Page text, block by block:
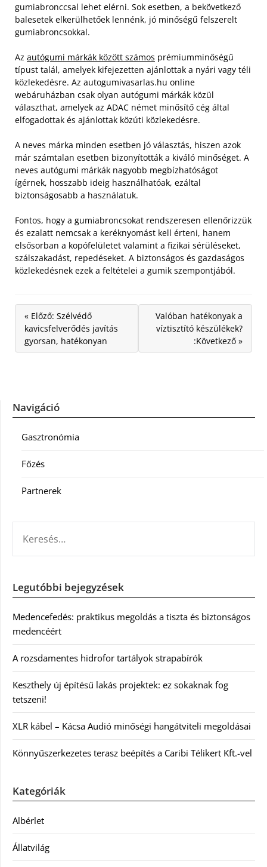
gumiabronccsal lehet elérni. Sok esetben, a bekövetkező
balesetek elkerülhetőek lennénk, jó minőségű felszerelt
gumiabroncsokkal.
Az autógumi márkák között számos prémiumminőségű
típust talál, amelyek kifejezetten ajánlottak a nyári vagy téli
közlekedésre. Az autogumivasarlas.hu online
webáruházban csak olyan autógumi márkák közül
választhat, amelyek az ADAC német minősítő cég által
elfogadottak és ajánlottak közúti közlekedésre.
A neves márka minden esetben jó választás, hiszen azok
már számtalan esetben bizonyították a kiváló minőséget. A
neves autógumi márkák nagyobb megbízhatóságot
ígérnek, hosszabb ideig használhatóak, ezáltal
biztonságosabb a használatuk.
Fontos, hogy a gumiabroncsokat rendszeresen ellenőrizzük
és ezalatt nemcsak a keréknyomást kell érteni, hanem
elsősorban a kopófelületet valamint a fizikai sérüléseket,
szálszakadást, repedéseket. A biztonságos és gazdaságos
közlekedésnek ezek a feltételei a gumik szempontjából.
« Előző: Szélvédő
kavicsfelverődés javítás
gyorsan, hatékonyan
Valóban hatékonyak a
víztisztító készülékek?
:Következő »
Navigáció
Gasztronómia
Főzés
Partnerek
Legutóbbi bejegyzések
Medencefedés: praktikus megoldás a tiszta és biztonságos
medencéért
A rozsdamentes hidrofor tartályok strapabírók
Keszthely új építésű lakás projektek: ez sokaknak fog
tetszeni!
XLR kábel – Kácsa Audió minőségi hangátviteli megoldásai
Könnyűszerkezetes terasz beépítés a Caribi Télikert Kft.-vel
Kategóriák
Albérlet
Állatvilág